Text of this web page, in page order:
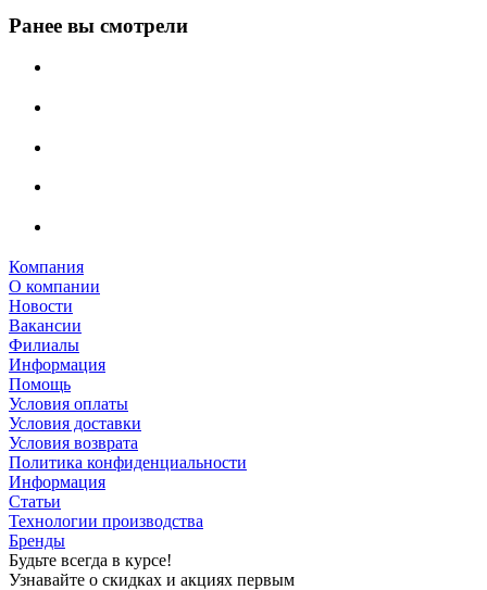
Ранее вы смотрели
Компания
О компании
Новости
Вакансии
Филиалы
Информация
Помощь
Условия оплаты
Условия доставки
Условия возврата
Политика конфиденциальности
Информация
Статьи
Технологии производства
Бренды
Будьте всегда в курсе!
Узнавайте о скидках и акциях первым